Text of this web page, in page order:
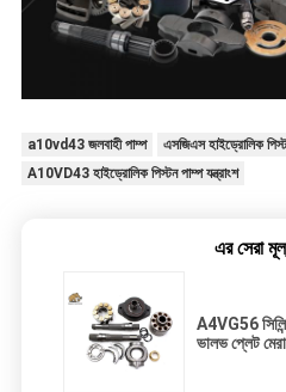
a10vd43 জলবাহী পাম্প
এসজিএস হাইড্রোলিক
A10VD43 হাইড্রোলিক পিস্টন পাম্প যন্ত্রাংশ
এর সেরা
A4VG56
ভালভ প্লেট